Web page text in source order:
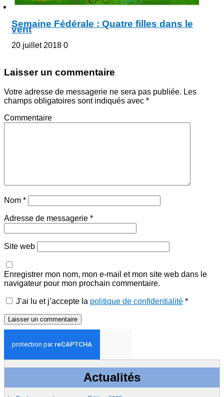
Semaine Fédérale : Quatre filles dans le
vent
20 juillet 2018 0
Laisser un commentaire
Votre adresse de messagerie ne sera pas publiée. Les
champs obligatoires sont indiqués avec *
Commentaire
Nom *
Adresse de messagerie *
Site web
Enregistrer mon nom, mon e-mail et mon site web dans le
navigateur pour mon prochain commentaire.
J’ai lu et j’accepte la politique de confidentialité *
Actualités